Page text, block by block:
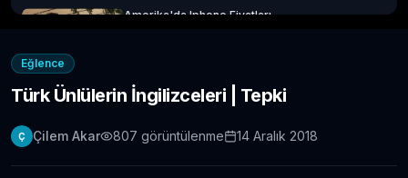
Amerika'da Iphone Fiyatları
Londra Erasmus Stajı Hikayem ve Tavsiyelerim
Eğlence
Türk Ünlülerin İngilizceleri | Tepki
Ç Çilem Akar 807 görüntülenme 14 Aralık 2018